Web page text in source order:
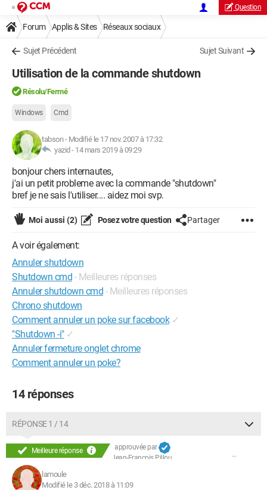
Question
Forum Applis & Sites Réseaux sociaux
Sujet Précédent Sujet Suivant
Utilisation de la commande shutdown
Résolu/Fermé
Windows Cmd
tabson- Modifié le 17 nov. 2007 à 17:32
yazid - 14 mars 2019 à 09:29
bonjour chers internautes,
j'ai un petit probleme avec la commande "shutdown"
bref je ne sais l'utiliser.... aidez moi svp.
Moi aussi (2) Posez votre question Partager
A voir également:
Annuler shutdown
Shutdown cmd - Meilleures réponses
Annuler shutdown cmd - Meilleures réponses
Chrono shutdown
Comment annuler un poke sur facebook ✓
"Shutdown -i" ✓
Annuler fermeture onglet chrome
Comment annuler un poke?
14 réponses
RÉPONSE 1 / 14
Meilleure réponse
approuvée par
Jean-François Pillou
lamoule
Modifié le 3 déc. 2018 à 11:09